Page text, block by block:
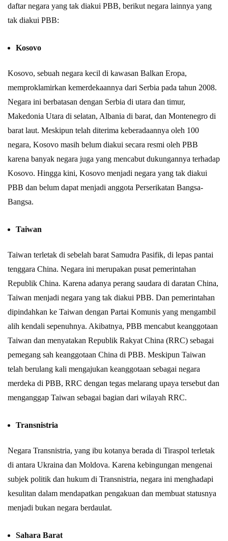
daftar negara yang tak diakui PBB, berikut negara lainnya yang
tak diakui PBB:
Kosovo
Kosovo, sebuah negara kecil di kawasan Balkan Eropa,
memproklamirkan kemerdekaannya dari Serbia pada tahun 2008.
Negara ini berbatasan dengan Serbia di utara dan timur,
Makedonia Utara di selatan, Albania di barat, dan Montenegro di
barat laut. Meskipun telah diterima keberadaannya oleh 100
negara, Kosovo masih belum diakui secara resmi oleh PBB
karena banyak negara juga yang mencabut dukungannya terhadap
Kosovo. Hingga kini, Kosovo menjadi negara yang tak diakui
PBB dan belum dapat menjadi anggota Perserikatan Bangsa-
Bangsa.
Taiwan
Taiwan terletak di sebelah barat Samudra Pasifik, di lepas pantai
tenggara China. Negara ini merupakan pusat pemerintahan
Republik China. Karena adanya perang saudara di daratan China,
Taiwan menjadi negara yang tak diakui PBB. Dan pemerintahan
dipindahkan ke Taiwan dengan Partai Komunis yang mengambil
alih kendali sepenuhnya. Akibatnya, PBB mencabut keanggotaan
Taiwan dan menyatakan Republik Rakyat China (RRC) sebagai
pemegang sah keanggotaan China di PBB. Meskipun Taiwan
telah berulang kali mengajukan keanggotaan sebagai negara
merdeka di PBB, RRC dengan tegas melarang upaya tersebut dan
menganggap Taiwan sebagai bagian dari wilayah RRC.
Transnistria
Negara Transnistria, yang ibu kotanya berada di Tiraspol terletak
di antara Ukraina dan Moldova. Karena kebingungan mengenai
subjek politik dan hukum di Transnistria, negara ini menghadapi
kesulitan dalam mendapatkan pengakuan dan membuat statusnya
menjadi bukan negara berdaulat.
Sahara Barat